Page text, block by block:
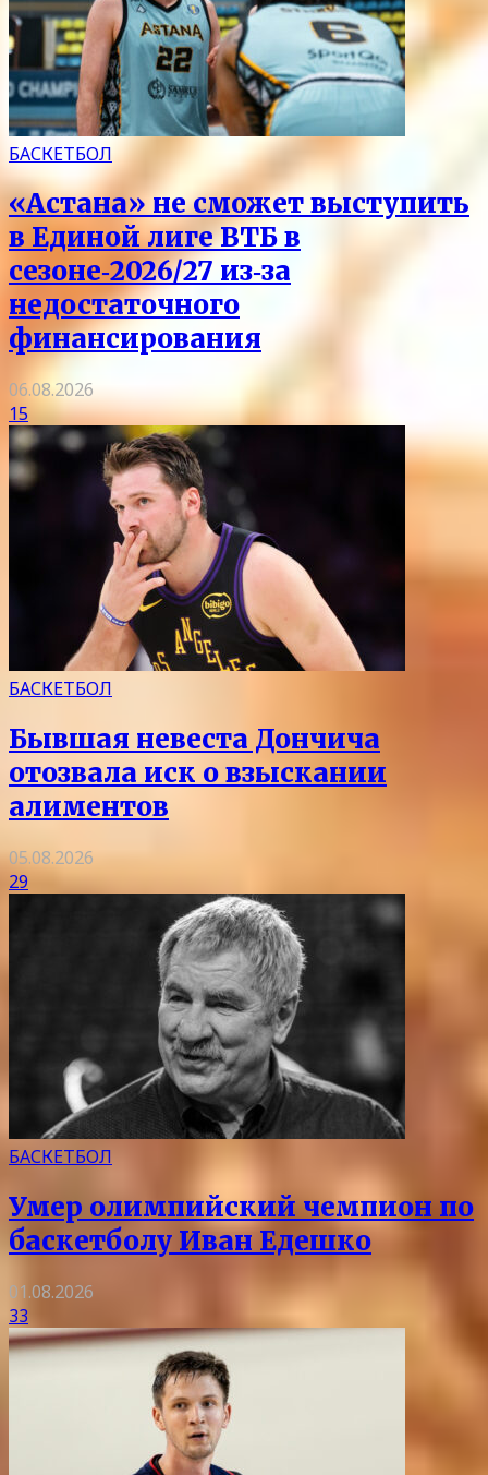
БАСКЕТБОЛ
«Астана» не сможет выступить
в Единой лиге ВТБ в
сезоне‑2026/27 из‑за
недостаточного
финансирования
06.08.2026
15
БАСКЕТБОЛ
Бывшая невеста Дончича
отозвала иск о взыскании
алиментов
05.08.2026
29
БАСКЕТБОЛ
Умер олимпийский чемпион по
баскетболу Иван Едешко
01.08.2026
33